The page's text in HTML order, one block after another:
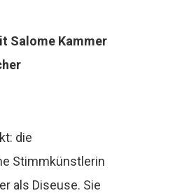
Salome Kammer
die
Stimmkünstlerin
als Diseuse. Sie